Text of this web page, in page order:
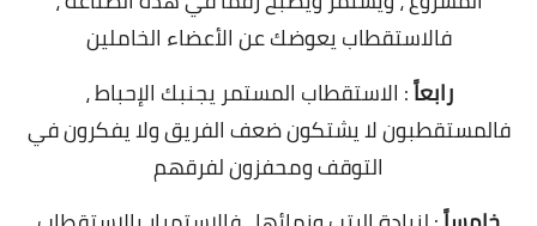
فالاستقطاب يعوضك عن الأعضاء الخاملين
رابعاً: الاستقطاب المستمر يجنبك الإحباط ،
فالمستقطبون لا يشتكون ضعف الفريق ولا يفكرون في
التوقف ومحفزون لفرقهم